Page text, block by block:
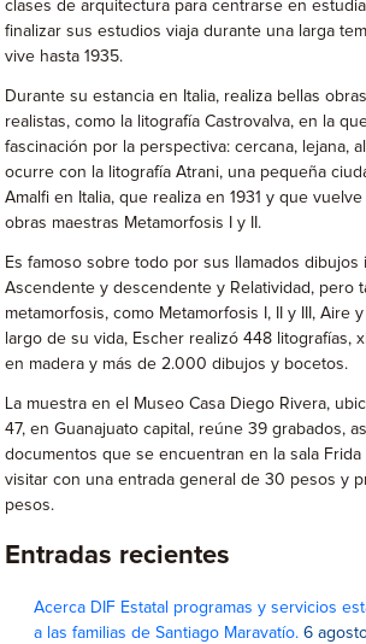
clases de arquitectura para centrarse en
finalizar sus estudios viaja durante una larga
vive hasta 1935.
Durante su estancia en Italia, realiza bellas
realistas, como la litografía Castrovalva, en la
fascinación por la perspectiva: cercana, lejana,
ocurre con la litografía Atrani, una pequeña
Amalfi en Italia, que realiza en 1931 y que
obras maestras Metamorfosis I y II.
Es famoso sobre todo por sus llamados dibujos
Ascendente y descendente y Relatividad, pero
metamorfosis, como Metamorfosis I, II y III, Aire
largo de su vida, Escher realizó 448 litografías,
en madera y más de 2.000 dibujos y bocetos.
La muestra en el Museo Casa Diego Rivera,
47, en Guanajuato capital, reúne 39 grabados,
documentos que se encuentran en la sala
visitar con una entrada general de 30 pesos y
pesos.
Entradas recientes
Acerca DIF Estatal programas y servicios
a las familias de Santiago Maravatío. 6